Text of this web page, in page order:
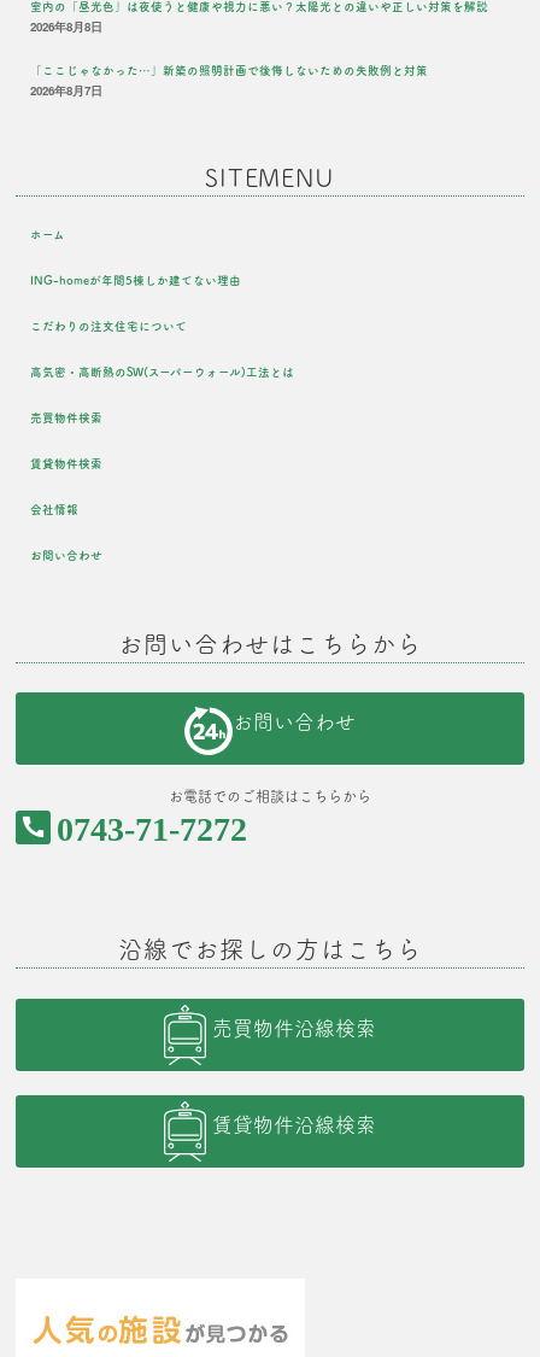
室内の「昼光色」は夜使うと健康や視力に悪い？太陽光との違いや正しい対策を解説
2026年8月8日
「ここじゃなかった…」新築の照明計画で後悔しないための失敗例と対策
2026年8月7日
SITEMENU
ホーム
ING-homeが年間5棟しか建てない理由
こだわりの注文住宅について
高気密・高断熱のSW(スーパーウォール)工法とは
売買物件検索
賃貸物件検索
会社情報
お問い合わせ
お問い合わせはこちらから
お問い合わせ
お電話でのご相談はこちらから
0743-71-7272
沿線でお探しの方はこちら
売買物件沿線検索
賃貸物件沿線検索